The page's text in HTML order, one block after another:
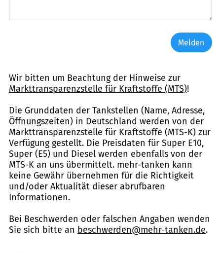
Melden
Wir bitten um Beachtung der Hinweise zur
Markttransparenzstelle für Kraftstoffe (MTS)!
Die Grunddaten der Tankstellen (Name, Adresse,
Öffnungszeiten) in Deutschland werden von der
Markttransparenzstelle für Kraftstoffe (MTS-K) zur
Verfügung gestellt. Die Preisdaten für Super E10,
Super (E5) und Diesel werden ebenfalls von der
MTS-K an uns übermittelt. mehr-tanken kann
keine Gewähr übernehmen für die Richtigkeit
und/oder Aktualität dieser abrufbaren
Informationen.
Bei Beschwerden oder falschen Angaben wenden
Sie sich bitte an beschwerden@mehr-tanken.de.